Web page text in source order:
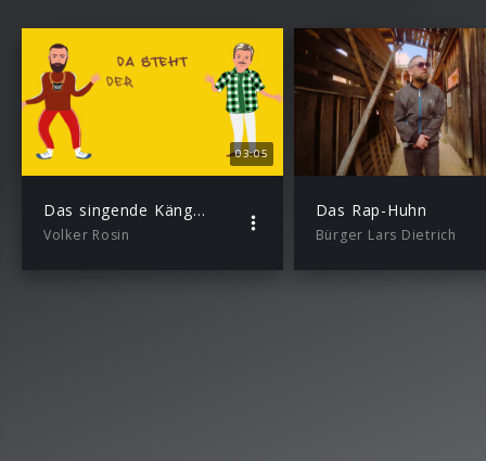
03:05
Das singende Känguru (Lyric Video)
Volker Rosin
Das Rap-Huhn
Bürger Lars Dietrich